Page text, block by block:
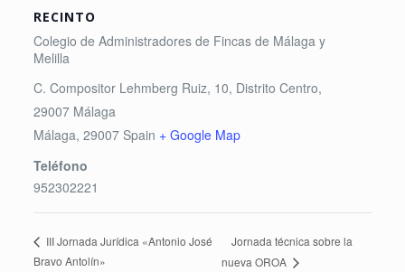
RECINTO
Colegio de Administradores de Fincas de Málaga y
Melilla
C. Compositor Lehmberg Ruiz, 10, Distrito Centro,
29007 Málaga
Málaga, 29007 Spain + Google Map
Teléfono
952302221
III Jornada Jurídica «Antonio José
Bravo Antolín»
Jornada técnica sobre la
nueva OROA